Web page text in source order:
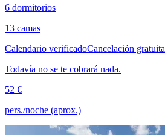
6 dormitorios
13 camas
Calendario verificadoCancelación gratuita
Todavía no se te cobrará nada.
52 €
pers./noche (aprox.)